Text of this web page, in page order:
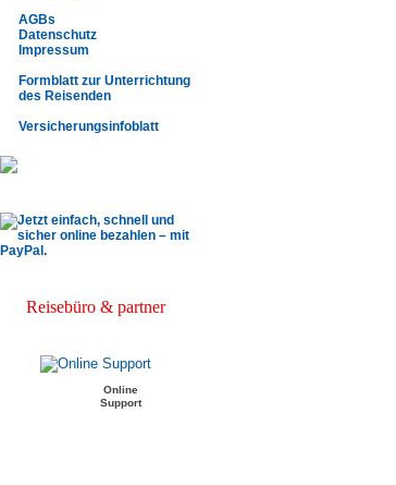
AGBs
Datenschutz
Impressum
Formblatt zur Unterrichtung
des Reisenden
Versicherungsinfoblatt
Reisebüro & partner
Online
Support